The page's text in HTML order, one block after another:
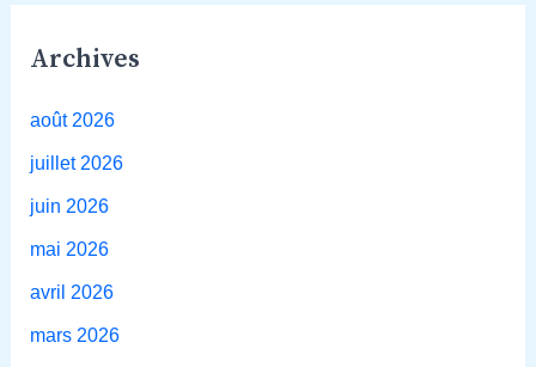
Archives
août 2026
juillet 2026
juin 2026
mai 2026
avril 2026
mars 2026